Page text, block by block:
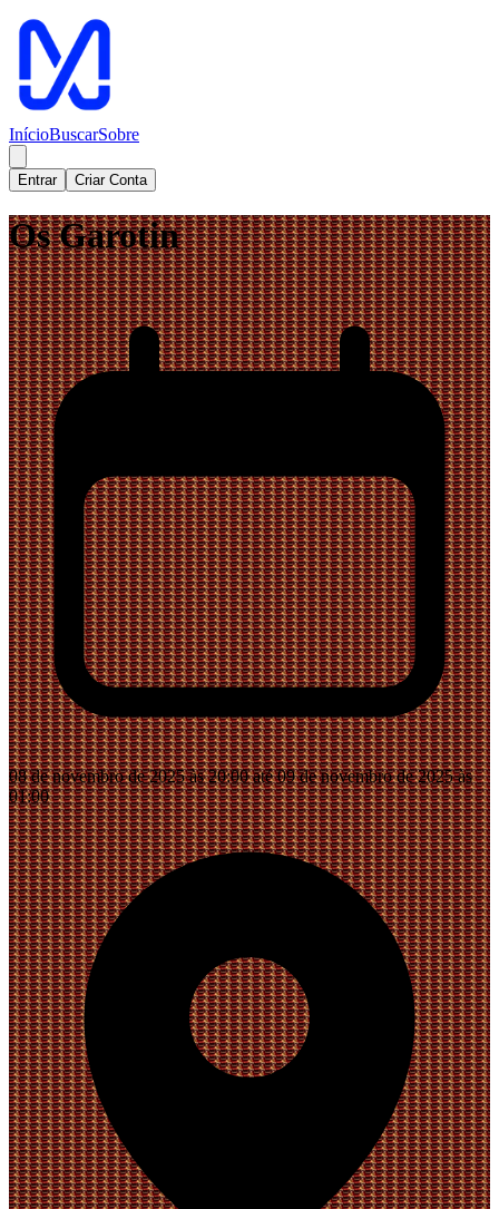
InícioBuscarSobre
Entrar Criar Conta
Os Garotin
08 de novembro de 2025 às 20:00 até 09 de novembro de 2025 às
01:00